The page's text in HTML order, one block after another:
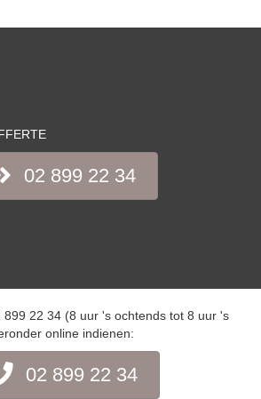
02 899 22 34
22 34 (8 uur 's ochtends tot 8 uur 's
online indienen:
02 899 22 34